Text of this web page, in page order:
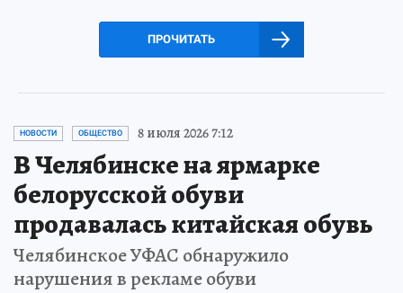
ПРОЧИТАТЬ
НОВОСТИ ОБЩЕСТВО 8 июля 2026 7:12
В Челябинске на ярмарке
белорусской обуви
продавалась китайская обувь
Челябинское УФАС обнаружило
нарушения в рекламе обуви